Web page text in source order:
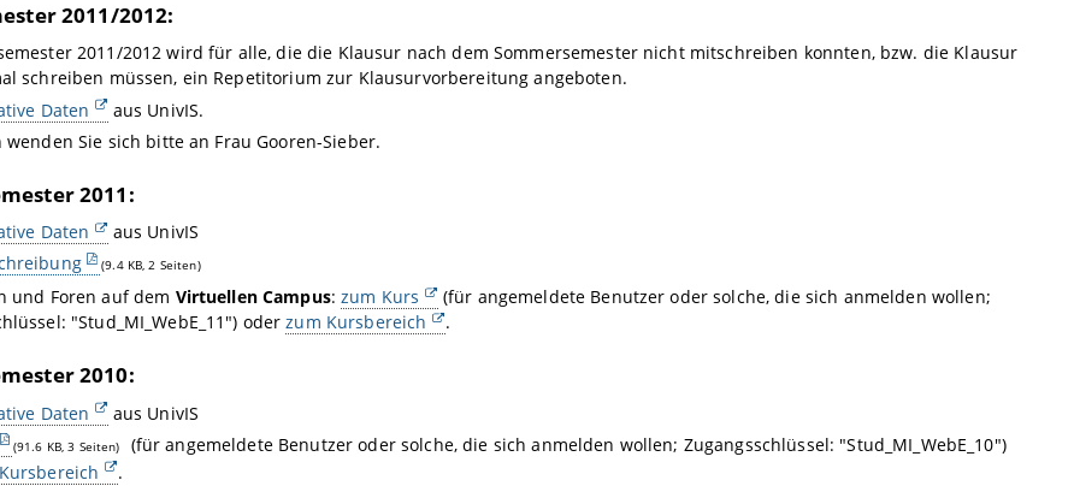
2011/2012:
2011/2012 wird für alle, die die Klausur nach dem Sommersemester nicht mitschreiben konnten, bzw. die Klausur
schreiben müssen, ein Repetitorium zur Klausurvorbereitung angeboten.
Daten
aus UnivIS.
wenden Sie sich bitte an Frau Gooren-Sieber.
2011:
Daten
aus UnivIS
(9.4 KB, 2 Seiten)
und Foren auf dem Virtuellen Campus:zum Kurs
(für angemeldete Benutzer oder solche, die sich anmelden wollen;
"Stud_MI_WebE_11") oderzum Kursbereich .
2010:
Daten
aus UnivIS
(91.6 KB, 3 Seiten)
(für angemeldete Benutzer oder solche, die sich anmelden wollen; Zugangsschlüssel: "Stud_MI_WebE_10")
.